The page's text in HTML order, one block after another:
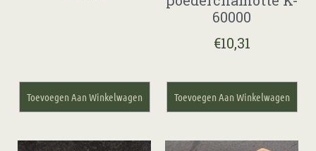
Toevoegen Aan Winkelwagen
60000
€10,31
Toevoegen Aan Winkelwagen